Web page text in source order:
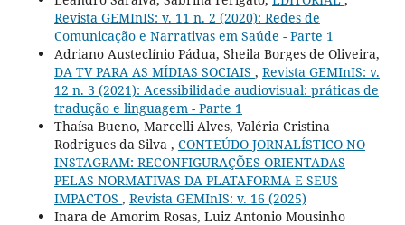
Revista GEMInIS: v. 11 n. 2 (2020): Redes de
Comunicação e Narrativas em Saúde - Parte 1
Adriano Austeclínio Pádua, Sheila Borges de Oliveira,
DA TV PARA AS MÍDIAS SOCIAIS , Revista GEMInIS: v.
12 n. 3 (2021): Acessibilidade audiovisual: práticas de
tradução e linguagem - Parte 1
Thaísa Bueno, Marcelli Alves, Valéria Cristina
Rodrigues da Silva , CONTEÚDO JORNALÍSTICO NO
INSTAGRAM: RECONFIGURAÇÕES ORIENTADAS
PELAS NORMATIVAS DA PLATAFORMA E SEUS
IMPACTOS , Revista GEMInIS: v. 16 (2025)
Inara de Amorim Rosas, Luiz Antonio Mousinho